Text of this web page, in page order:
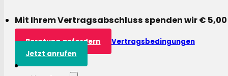
Mit Ihrem Vertragsabschluss spenden wir €
Beratung anfordern
Vertragsbedingungen
Jetzt anrufen